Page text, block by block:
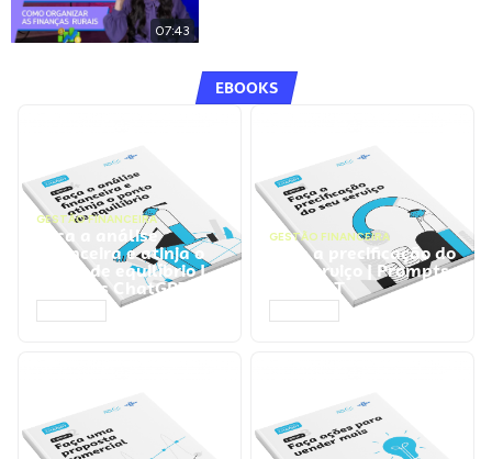
07:43
EBOOKS
GESTÃO FINANCEIRA
Faça a análise
financeira e atinja o
ponto de equilíbrio |
Prompts ChatGPT
GESTÃO FINANCEIRA
Faça a precificação do
seu serviço | Prompts
ChatGPT